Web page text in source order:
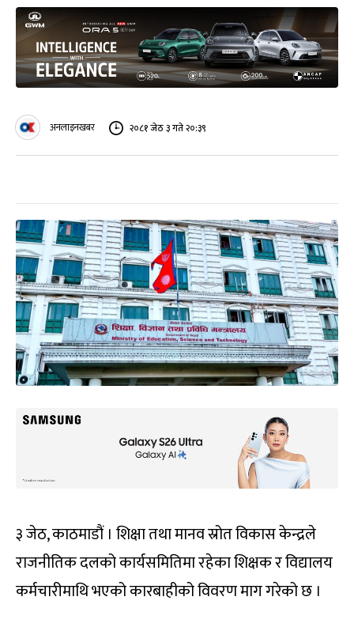
अनलाइनखबर २०८१ जेठ ३ गते २०:३९
३ जेठ, काठमाडौं । शिक्षा तथा मानव स्रोत विकास केन्द्रले
राजनीतिक दलको कार्यसमितिमा रहेका शिक्षक र विद्यालय
कर्मचारीमाथि भएको कारबाहीको विवरण माग गरेको छ ।